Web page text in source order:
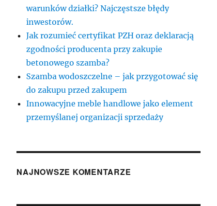
warunków działki? Najczęstsze błędy
inwestorów.
Jak rozumieć certyfikat PZH oraz deklaracją
zgodności producenta przy zakupie
betonowego szamba?
Szamba wodoszczelne – jak przygotować się
do zakupu przed zakupem
Innowacyjne meble handlowe jako element
przemyślanej organizacji sprzedaży
NAJNOWSZE KOMENTARZE